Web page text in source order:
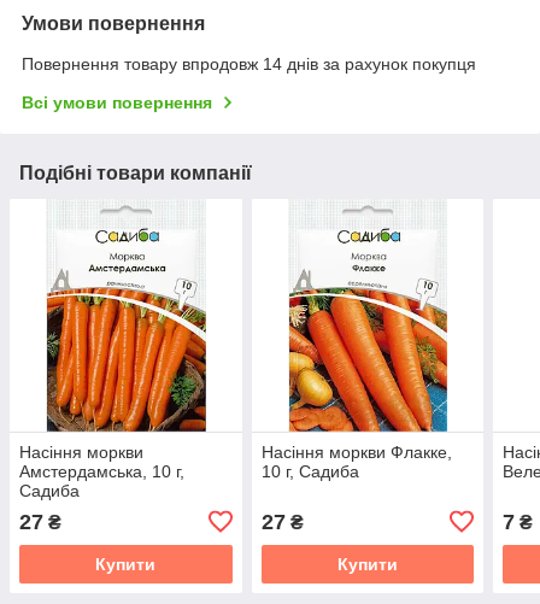
Умови повернення
Повернення товару впродовж 14 днів за рахунок покупця
Всі умови повернення
Подібні товари компанії
Насіння моркви
Амстердамська, 10 г,
Садиба
27 ₴
Купити
Насіння моркви Флакке,
10 г, Садиба
27₴
Купити
7 ₴